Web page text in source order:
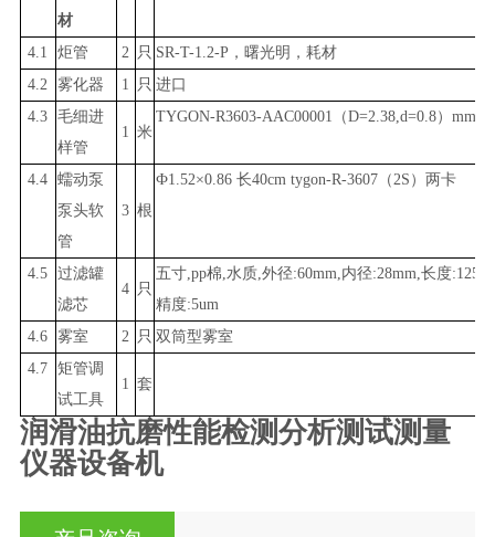
材
4.1
炬管 2 只 SR-T-1.2-P，曙光明，耗材
4.2 雾化器 1 只 进口
4.3 毛细进
样管
1 米
TYGON-R3603-AAC00001（D=2.38,d=0.8）mm
4.4 蠕动泵
泵头软
管
3 根
Ф1.52×0.86 长40cm tygon-R-3607（2S）两卡
4.5 过滤罐
滤芯
4 只
五寸,pp棉,水质,外径:60mm,内径:28mm,长度
精度:5um
4.6 雾室 2 只 双筒型雾室
4.7 矩管调
试工具
1 套
润滑油抗磨性能检测分析测试测量
仪器设备机